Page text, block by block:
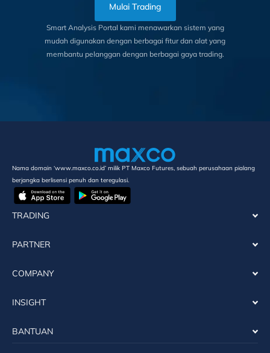
Mulai Trading
Smart Analysis Portal kami menawarkan sistem yang
mudah digunakan dengan berbagai fitur dan alat yang
membantu pelanggan dengan berbagai gaya trading.
Nama domain ‘www.maxco.co.id’ milik PT Maxco Futures, sebuah perusahaan pialang
berjangka berlisensi penuh dan teregulasi.
TRADING
PARTNER
COMPANY
INSIGHT
BANTUAN